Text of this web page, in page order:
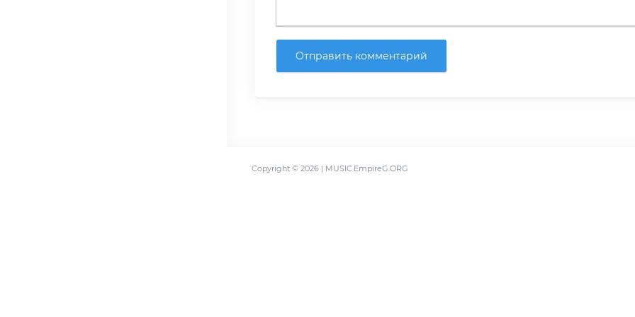
Отправить комментарий
Copyright © 2026 | MUSIC.EmpireG.ORG